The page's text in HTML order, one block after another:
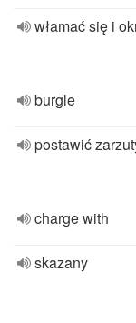
włamać się i
burgle
postawić
charge with
skazany